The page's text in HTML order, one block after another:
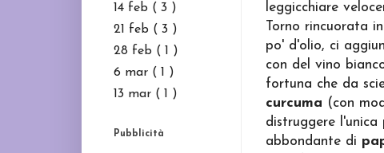
leggicchiare
Torno rincuorata
po' d'olio, ci
con del vino
fortuna che da
curcuma (con
distruggere
abbondante di
14 feb ( 3 )
21 feb ( 3 )
28 feb ( 1 )
6 mar ( 1 )
13 mar ( 1 )
Pubblicità